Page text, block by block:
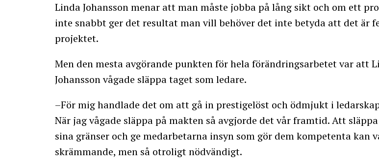
Linda Johansson menar att man måste jobba på lång sikt och om ett
inte snabbt ger det resultat man vill behöver det inte betyda att det är
projektet.
Men den mesta avgörande punkten för hela förändringsarbetet var att
Johansson vågade släppa taget som ledare.
–För mig handlade det om att gå in prestigelöst och ödmjukt i
När jag vågade släppa på makten så avgjorde det vår framtid. Att
sina gränser och ge medarbetarna insyn som gör dem kompetenta kan
skrämmande, men så otroligt nödvändigt.